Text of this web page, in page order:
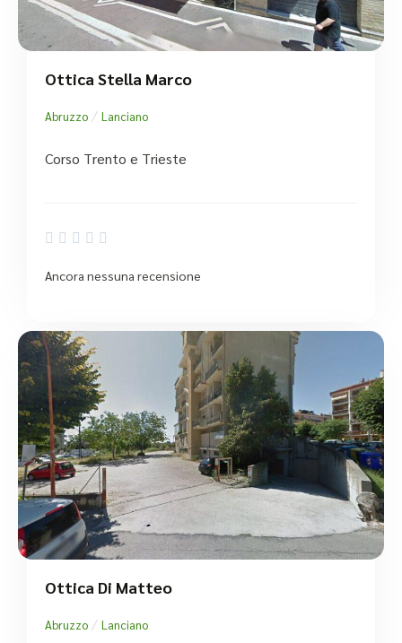
Ottica Stella Marco
Abruzzo / Lanciano
Corso Trento e Trieste
    
Ancora nessuna recensione
Ottica Di Matteo
Abruzzo / Lanciano